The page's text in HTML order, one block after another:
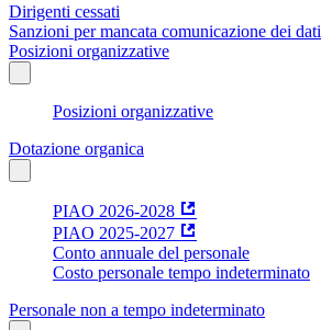
Dirigenti cessati
Sanzioni per mancata comunicazione dei dati
Posizioni organizzative
Posizioni organizzative
Dotazione organica
PIAO 2026-2028
PIAO 2025-2027
Conto annuale del personale
Costo personale tempo indeterminato
Personale non a tempo indeterminato